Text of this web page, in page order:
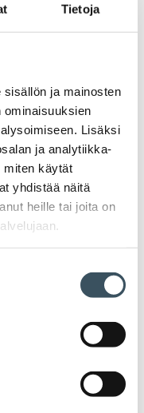
Tietoja
ja mainosten
ominaisuuksien
Lisäksi
ja analytiikka-
miten käytät
yhdistää näitä
heille tai joita on
TK-
on merkittävä
T&K-panostukset ja
alhaisia
kilpailijoihin.
ja
tarvitaan T&K-tukien
maahanmuuton
Tulevaisuuden